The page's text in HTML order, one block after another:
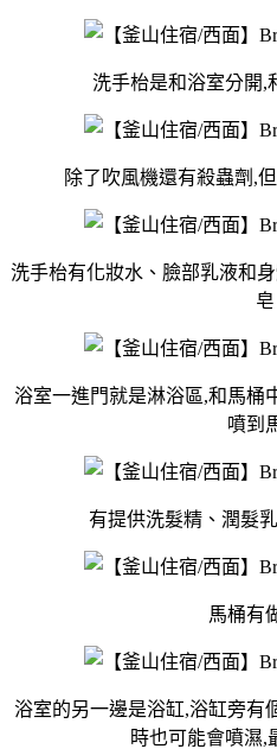
洗手枱是和浴室分開,
除了吹風機還有殺蟲劑,
洗手枱有化妝水、臉部乳液和
皂
浴室一進門就是淋浴區,和馬桶
噴到
有提供洗髮精、潤髮
馬桶有
浴室的另一邊是浴缸,浴缸旁有
時也可能會噴濕,